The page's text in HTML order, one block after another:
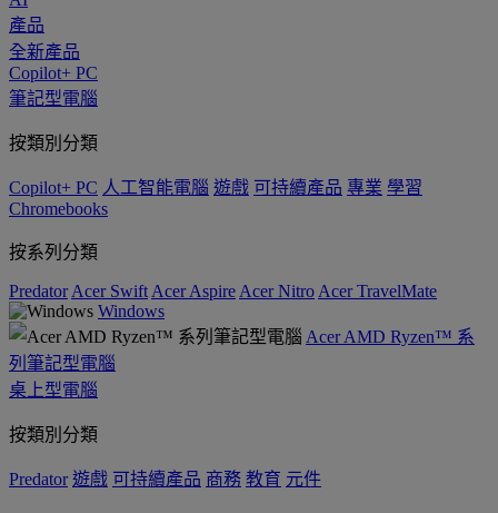
產品
全新產品
Copilot+ PC
筆記型電腦
按類別分類
Copilot+ PC 人工智能電腦 遊戲 可持續產品 專業 學習
Chromebooks
按系列分類
Predator Acer Swift Acer Aspire Acer Nitro Acer TravelMate
Windows
Acer AMD Ryzen™ 系
列筆記型電腦
桌上型電腦
按類別分類
Predator 遊戲 可持續產品 商務 教育 元件